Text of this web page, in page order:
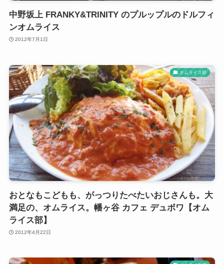
中野坂上 FRANKY&TRINITY のプルップルのドルフィ
ンオムライス
2012年7月1日
オムライス部
おとなもこどもも、がっつりたべたいおじさんも。大
満足の、オムライス。幡ヶ谷 カフェ デュボワ【オム
ライス部】
2012年4月22日